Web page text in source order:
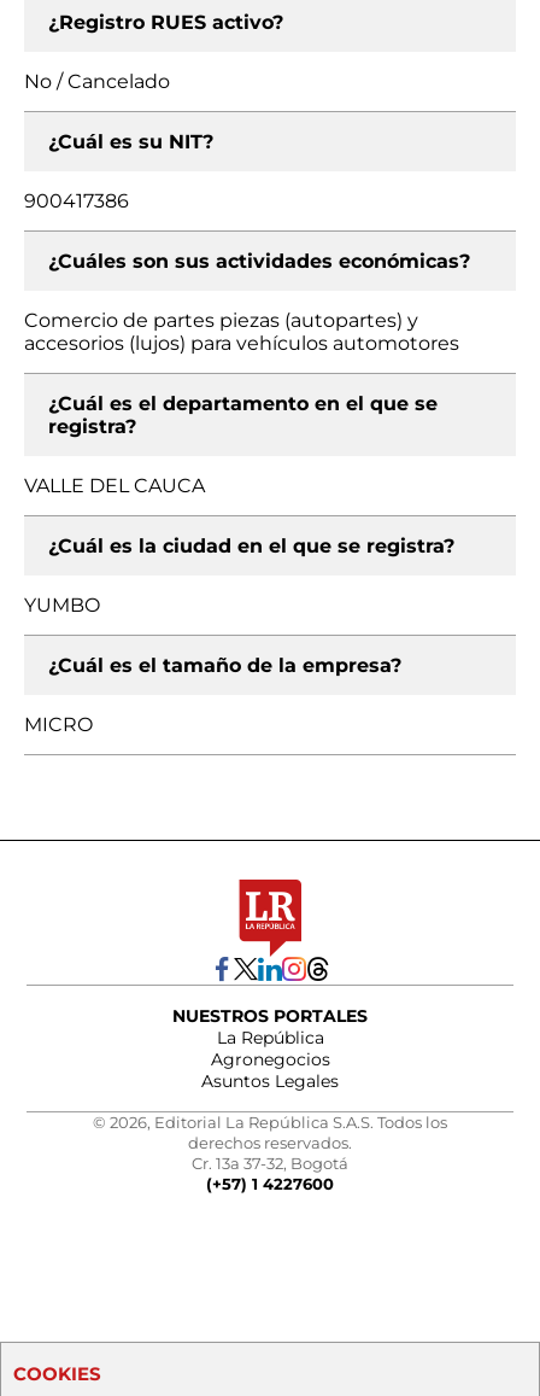
¿Registro RUES activo?
No / Cancelado
¿Cuál es su NIT?
900417386
¿Cuáles son sus actividades económicas?
Comercio de partes piezas (autopartes) y
accesorios (lujos) para vehículos automotores
¿Cuál es el departamento en el que se
registra?
VALLE DEL CAUCA
¿Cuál es la ciudad en el que se registra?
YUMBO
¿Cuál es el tamaño de la empresa?
MICRO
NUESTROS PORTALES
La República
Agronegocios
Asuntos Legales
© 2026, Editorial La República S.A.S. Todos los
derechos reservados.
Cr. 13a 37-32, Bogotá
(+57) 1 4227600
COOKIES